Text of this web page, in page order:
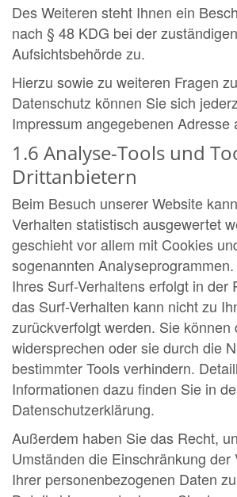
Des Weiteren steht Ihnen ein
nach § 48 KDG bei der zuständigen
Aufsichtsbehörde zu.
Hierzu sowie zu weiteren Fragen
Datenschutz können Sie sich
Impressum angegebenen Adresse
1.6 Analyse-Tools und
Drittanbietern
Beim Besuch unserer Website
Verhalten statistisch ausgewertet
geschieht vor allem mit Cookies
sogenannten
Ihres Surf-Verhaltens erfolgt in der
das Surf-Verhalten kann nicht zu
zurückverfolgt werden. Sie können
widersprechen oder sie durch die
bestimmter Tools verhindern.
Informationen dazu finden Sie in
Datenschutzerklärung.
Außerdem haben Sie das Recht,
Umständen die Einschränkung der
Ihrer personenbezogenen Daten